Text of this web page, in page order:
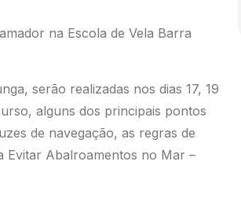
na Escola de Vela Barra
serão realizadas nos dias 17, 19
alguns dos principais pontos
de navegação, as regras de
Evitar Abalroamentos no Mar –